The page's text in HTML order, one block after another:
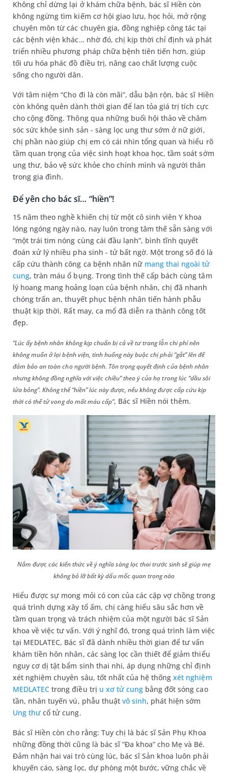
Không chỉ dừng lại ở khám chữa bệnh, bác sĩ Hiền còn
không ngừng tìm kiếm cơ hội giao lưu, học hỏi, mở rộng
chuyên môn từ các chuyên gia, đồng nghiệp công tác tại
các bệnh viện khác… nhờ đó, chị kịp thời chỉ định và phát
triển nhiều phương pháp chữa bệnh tiên tiến hơn, giúp
tối ưu hóa phác đồ điều trị, nâng cao chất lượng cuộc
sống cho người dân.
Với tâm niệm “Cho đi là còn mãi”, dẫu bận rộn, bác sĩ Hiền
còn không quên dành thời gian để lan tỏa giá trị tích cực
cho cộng đồng. Thông qua những buổi hội thảo về chăm
sóc sức khỏe sinh sản - sàng lọc ung thư sớm ở nữ giới,
chị phần nào giúp chị em có cái nhìn tổng quan và hiểu rõ
tầm quan trọng của việc sinh hoạt khoa học, tầm soát sớm
ung thư, bảo vệ sức khỏe cho chính mình và người thân
trong gia đình.
Để yên cho bác sĩ… “hiền”!
15 năm theo nghề khiến chị từ một cô sinh viên Y khoa
lóng ngóng ngày nào, nay luôn trong tâm thế sẵn sàng với
“một trái tim nóng cùng cái đầu lạnh”, bình tĩnh quyết
đoán xử lý nhiều pha sinh - tử bất ngờ. Một trong số đó là
cấp cứu thành công ca bệnh nhân nữ mang thai ngoài tử
cung, tràn máu ổ bụng. Trong tình thế cấp bách cùng tâm
lý hoang mang hoảng loạn của bệnh nhân, chị đã nhanh
chóng trấn an, thuyết phục bệnh nhân tiến hành phẫu
thuật kịp thời. Rất may, ca mổ đã diễn ra thành công tốt
đẹp.
“Lúc ấy bệnh nhân không kịp chuẩn bị cả về tư trang lẫn chi phí nên
không muốn ở lại bệnh viện, tình huống này buộc chị phải “gắt” lên để
đảm bảo an toàn cho người bệnh. Tôn trọng quyết định của bệnh nhân
nhưng không đồng nghĩa với việc chiều” theo ý của họ trong lúc “dầu sôi
lửa bỏng”. Không thể “hiền” lúc này được,nếu không được cấp cứu kịp
thời có thể tử vong do mất máu cấp”, Bác sĩ Hiền nói thêm.
Nắm được các kiến thức về ý nghĩa sàng lọc thai trước sinh sẽ giúp mẹ
không bỏ lỡ bất kỳ dấu mốc quan trọng nào
Hiểu được sự mong mỏi có con của các cặp vợ chồng trong
quá trình dựng xây tổ ấm, chị càng hiểu sâu sắc hơn về
tầm quan trọng và trách nhiệm của một người bác sĩ Sản
khoa về việc tư vấn. Với ý nghĩ đó, trong quá trình làm việc
tại MEDLATEC, Bác sĩ đã dành nhiều thời gian để tư vấn
khám tiền hôn nhân, các sàng lọc cần thiết để giảm thiểu
nguy cơ dị tật bẩm sinh thai nhi, áp dụng những chỉ định
xét nghiệm chuyên sâu, tốt nhất của hệ thốngxét nghiệm
MEDLATEC trong điều trị u xơ tử cung bằng đốt sóng cao
tần, nhân tuyến vú, phẫu thuật vô sinh, phát hiện sớm
Ung thư cổ tử cung.
Bác sĩ Hiền còn cho rằng: Tuy chị là bác sĩ Sản Phụ Khoa
những đồng thời cũng là bác sĩ “Đa khoa” cho Mẹ và Bé.
Đảm nhận hai vai trò cùng lúc, bác sĩ Sản khoa luôn phải
khuyến cáo, sàng lọc, dự phòng một bước, vững chắc về